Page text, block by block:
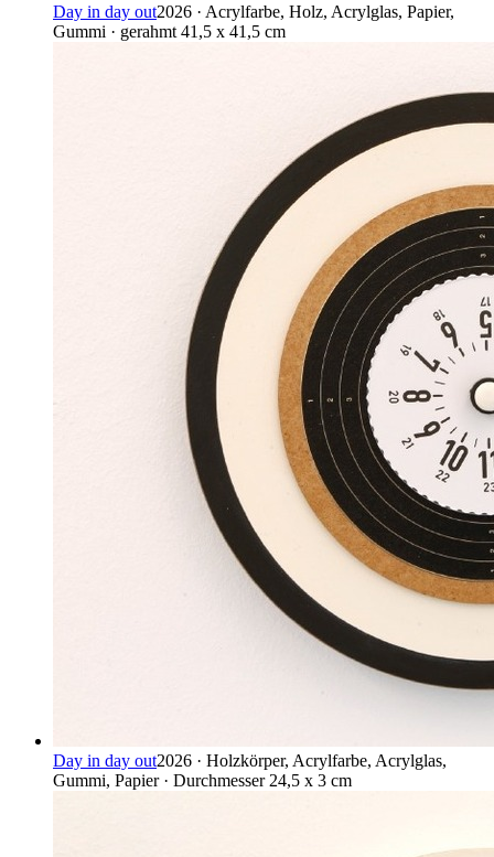
Day in day out2026 · Acrylfarbe, Holz, Acrylglas, Papier,
Gummi · gerahmt 41,5 x 41,5 cm
Day in day out2026 · Holzkörper, Acrylfarbe, Acrylglas,
Gummi, Papier · Durchmesser 24,5 x 3 cm